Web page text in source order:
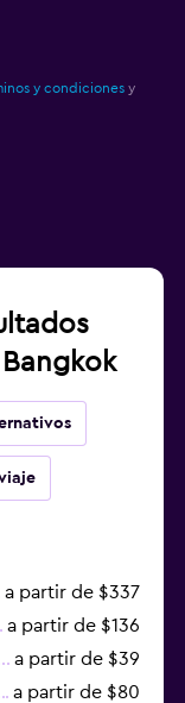
y condiciones y
a partir de $337
a partir de $136
a partir de $39
a partir de $80